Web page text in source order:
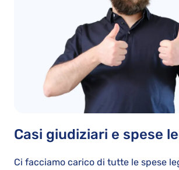
Casi giudiziari e spese
Ci facciamo carico di tutte le spese